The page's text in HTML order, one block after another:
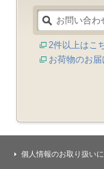
2件以上はこ
お荷物のお
個人情報のお取り扱い